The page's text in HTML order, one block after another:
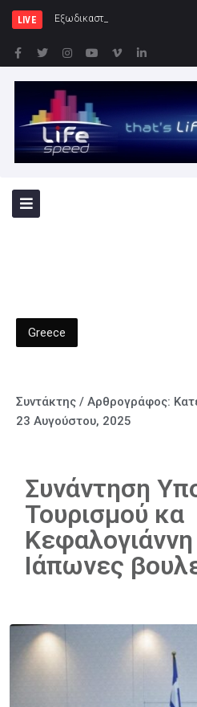
LIVE Εξωδικαστικός Μηχανισμός:
Greece
Συντάκτης / Αρθρογράφος:
23 Αυγούστου, 2025
Συνάντηση
Τουρισμού κα
Ιάπωνες